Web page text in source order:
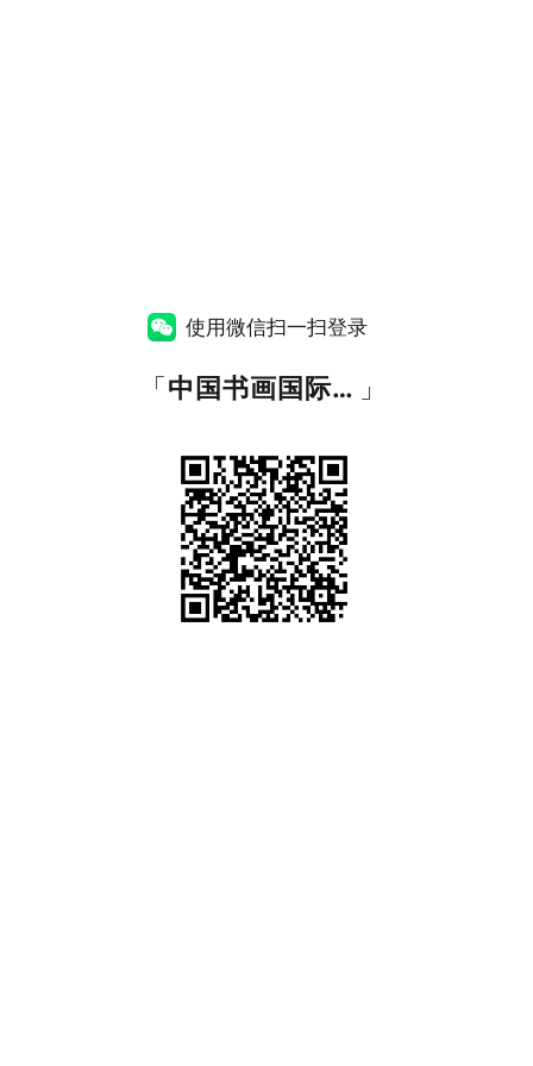
使用微信扫一扫登录
「 中国书画国际大学 」